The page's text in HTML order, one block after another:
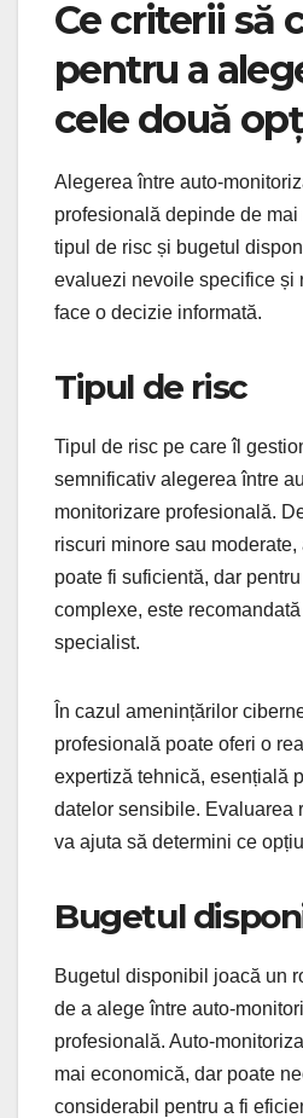
Ce criterii să
pentru a
cele două
Alegerea între auto-
profesională depinde de
tipul de risc și bugetul
evaluezi nevoile specifice și
face o decizie informată.
Tipul de risc
Tipul de risc pe care îl
semnificativ alegerea între
monitorizare profesională.
riscuri minore sau
poate fi suficientă, dar
complexe, este
specialist.
În cazul amenințărilor
profesională poate oferi o
expertiză tehnică, esențială
datelor sensibile. Evaluarea
va ajuta să determini ce
Bugetul
Bugetul disponibil joacă un
de a alege între auto-
profesională. Auto-
mai economică, dar poate
considerabil pentru a fi